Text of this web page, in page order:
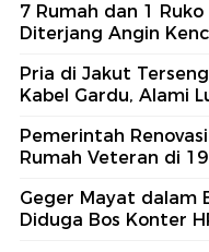
7 Rumah dan 1
Diterjang Angin
Pria di Jakut
Kabel Gardu, Alami
Pemerintah
Rumah Veteran di
Geger Mayat dalam
Diduga Bos Konter